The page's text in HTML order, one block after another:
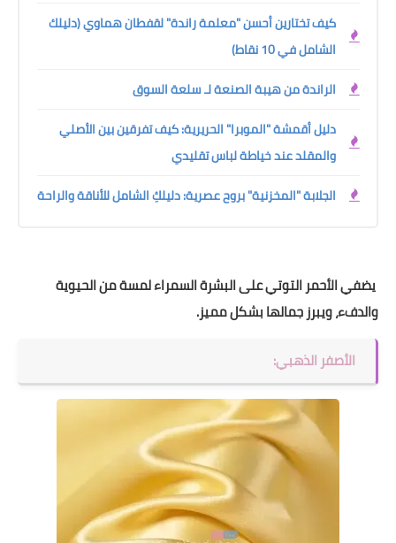
كيف تختارين أحسن "معلمة راندة" لقفطان هماوي (دليلك
الشامل في 10 نقاط)
الراندة من هيبة الصنعة لـ سلعة السوق
دليل أقمشة "الموبرا" الحريرية: كيف تفرقين بين الأصلي
والمقلد عند خياطة لباس تقليدي
الجلابة "المخزنية" بروح عصرية: دليلكِ الشامل للأناقة والراحة
يضفي الأحمر التوتي على البشرة السمراء لمسة من الحيوية
والدفء، ويبرز جمالها بشكل مميز.
الأصفر الذهبي: